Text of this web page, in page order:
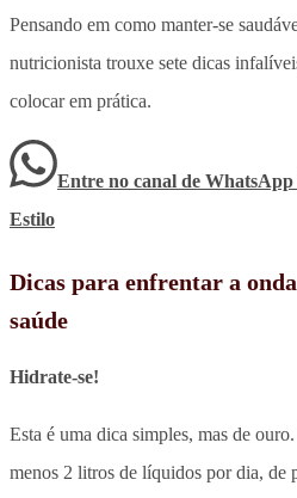
Pensando em como manter-se
nutricionista trouxe sete dicas
colocar em prática.
Entre no canal de WhatsApp
Estilo
Dicas para enfrentar a
saúde
Hidrate-se!
Esta é uma dica simples, mas de
menos 2 litros de líquidos por dia, de